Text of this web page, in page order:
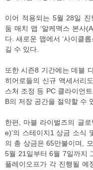
이어 적용되는 5월 28일
둠 매치 맵 ‘알케맥스 본사
다. 새로운 맵에서 ‘사이클
길 수 있다.
또한 시즌8 기간에는 데블
히어로들의 신규 액세서리
스처 조정 등 PC 클라이언
B의 저장 공간을 절약할 수
한편, 마블 라이벌즈의 글
e)’의 스테이지1 상금 소식
의 총 상금은 65만불이며,
5월 21일부터 6월 7일까지
플레이오프가 각 진행될 예